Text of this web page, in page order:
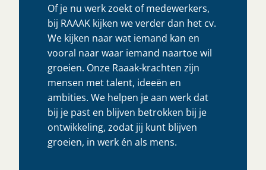
Of je nu werk zoekt of medewerkers,
bij RAAAK kijken we verder dan het cv.
We kijken naar wat iemand kan en
vooral naar waar iemand naartoe wil
groeien. Onze Raaak-krachten zijn
mensen met talent, ideeën en
ambities. We helpen je aan werk dat
bij je past en blijven betrokken bij je
ontwikkeling, zodat jij kunt blijven
groeien, in werk én als mens.